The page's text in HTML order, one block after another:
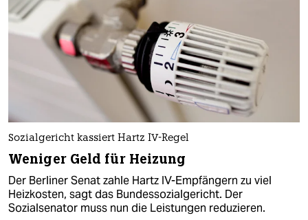
Sozialgericht kassiert Hartz IV-Regel
Weniger Geld für Heizung
Der Berliner Senat zahle Hartz IV-Empfängern zu viel
Heizkosten, sagt das Bundessozialgericht. Der
Sozialsenator muss nun die Leistungen reduzieren.